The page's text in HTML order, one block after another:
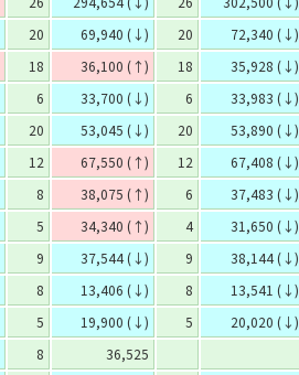
20 69,940 (↓) 20
72,340 (↓)
18 36,100 (↑) 18
35,928 (↓)
6 33,700 (↓) 6
33,983 (↓)
20 53,045 (↓) 20
53,890 (↓)
12 67,550 (↑) 12
67,408 (↓)
8 38,075 (↑) 6
37,483 (↓)
5 34,340 (↑) 4
31,650 (↓)
9 37,544 (↓) 9
38,144 (↓)
8 13,406 (↓) 8
13,541 (↓)
5 19,900 (↓) 5
20,020 (↓)
8
36,525